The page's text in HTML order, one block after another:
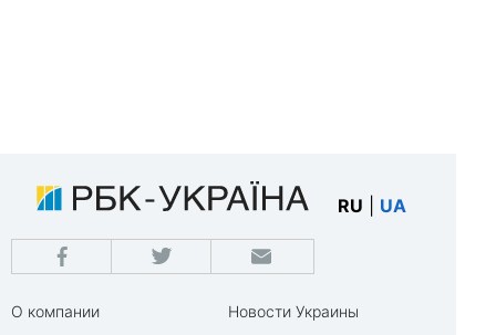
RU UA
О компании
Новости Украины